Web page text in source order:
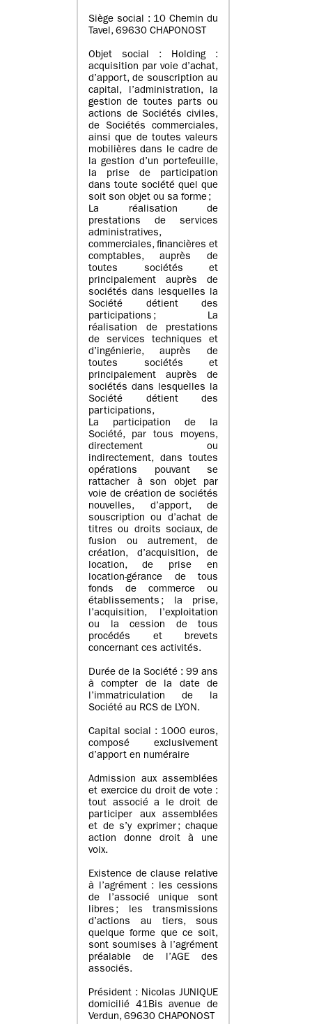
Siège social : 10 Chemin du
Tavel, 69630 CHAPONOST
Objet social : Holding :
acquisition par voie d’achat,
d’apport, de souscription au
capital, l’administration, la
gestion de toutes parts ou
actions de Sociétés civiles,
de Sociétés commerciales,
ainsi que de toutes valeurs
mobilières dans le cadre de
la gestion d’un portefeuille,
la prise de participation
dans toute société quel que
soit son objet ou sa forme ;
La réalisation de
prestations de services
administratives,
commerciales, financières et
comptables, auprès de
toutes sociétés et
principalement auprès de
sociétés dans lesquelles la
Société détient des
participations ; La
réalisation de prestations
de services techniques et
d’ingénierie, auprès de
toutes sociétés et
principalement auprès de
sociétés dans lesquelles la
Société détient des
participations,
La participation de la
Société, par tous moyens,
directement ou
indirectement, dans toutes
opérations pouvant se
rattacher à son objet par
voie de création de sociétés
nouvelles, d’apport, de
souscription ou d’achat de
titres ou droits sociaux, de
fusion ou autrement, de
création, d’acquisition, de
location, de prise en
location-gérance de tous
fonds de commerce ou
établissements ; la prise,
l’acquisition, l’exploitation
ou la cession de tous
procédés et brevets
concernant ces activités.
Durée de la Société : 99 ans
à compter de la date de
l’immatriculation de la
Société au RCS de LYON.
Capital social : 1000 euros,
composé exclusivement
d’apport en numéraire
Admission aux assemblées
et exercice du droit de vote :
tout associé a le droit de
participer aux assemblées
et de s’y exprimer ; chaque
action donne droit à une
voix.
Existence de clause relative
à l’agrément : les cessions
de l’associé unique sont
libres ; les transmissions
d’actions au tiers, sous
quelque forme que ce soit,
sont soumises à l’agrément
préalable de l’AGE des
associés.
Président : Nicolas JUNIQUE
domicilié 41Bis avenue de
Verdun, 69630 CHAPONOST